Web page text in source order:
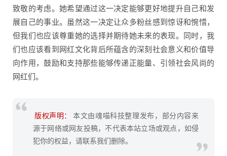
致敬的考虑。她希望通过这一决定能够更好地提升自己和发
展自己的事业。虽然这一决定让众多粉丝感到惊讶和惋惜，
但我们也应该尊重她的选择并期待她未来的表现。同时，我
们也应该看到网红文化背后所蕴含的深刻社会意义和价值导
向作用，鼓励和支持那些能够传递正能量、引领社会风尚的
网红们。
版权声明：
本文由魂喵科技整理发布，部分内容来
源于网络或网友投稿，不代表本站立场或观点，如侵
犯你的权益，请联系我们删除。